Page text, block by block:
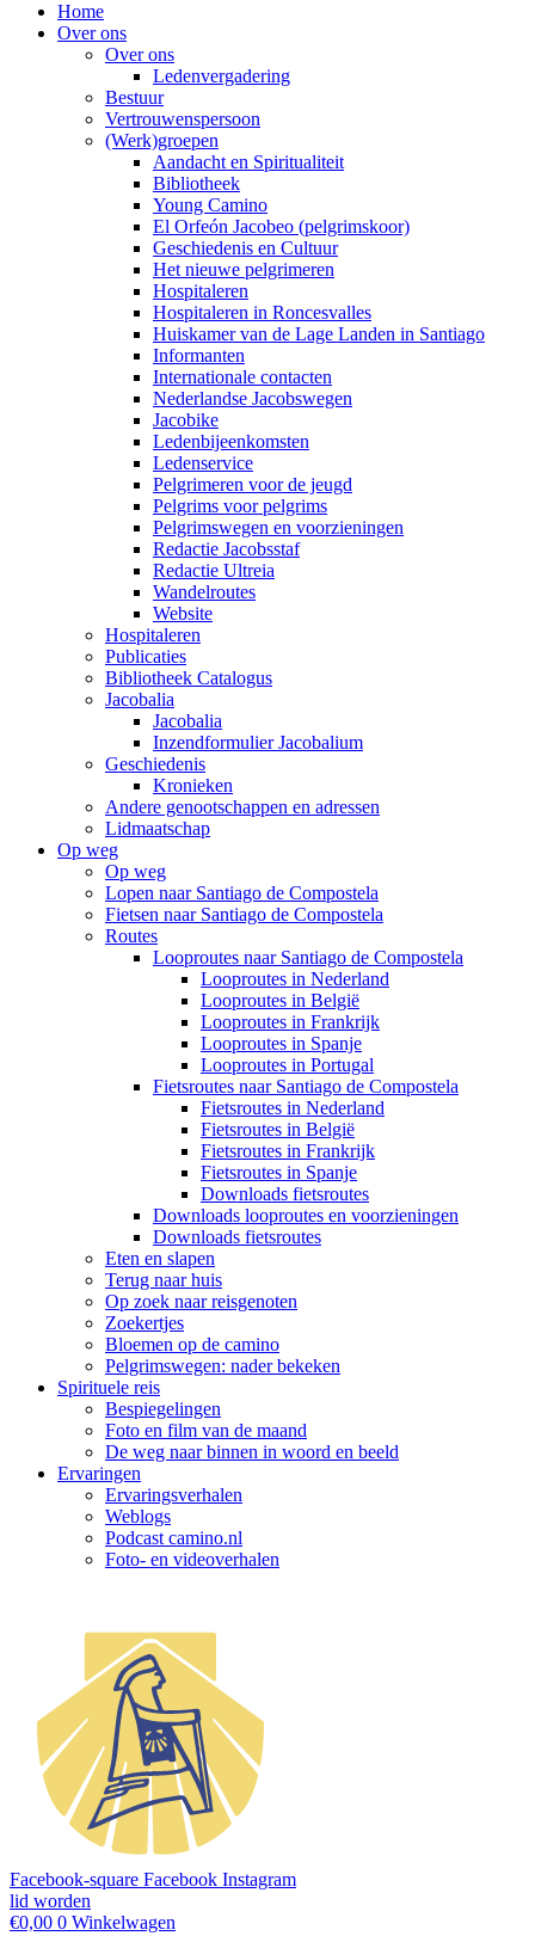
Home
Over ons
Over ons
Ledenvergadering
Bestuur
Vertrouwenspersoon
(Werk)groepen
Aandacht en Spiritualiteit
Bibliotheek
Young Camino
El Orfeón Jacobeo (pelgrimskoor)
Geschiedenis en Cultuur
Het nieuwe pelgrimeren
Hospitaleren
Hospitaleren in Roncesvalles
Huiskamer van de Lage Landen in Santiago
Informanten
Internationale contacten
Nederlandse Jacobswegen
Jacobike
Ledenbijeenkomsten
Ledenservice
Pelgrimeren voor de jeugd
Pelgrims voor pelgrims
Pelgrimswegen en voorzieningen
Redactie Jacobsstaf
Redactie Ultreia
Wandelroutes
Website
Hospitaleren
Publicaties
Bibliotheek Catalogus
Jacobalia
Jacobalia
Inzendformulier Jacobalium
Geschiedenis
Kronieken
Andere genootschappen en adressen
Lidmaatschap
Op weg
Op weg
Lopen naar Santiago de Compostela
Fietsen naar Santiago de Compostela
Routes
Looproutes naar Santiago de Compostela
Looproutes in Nederland
Looproutes in België
Looproutes in Frankrijk
Looproutes in Spanje
Looproutes in Portugal
Fietsroutes naar Santiago de Compostela
Fietsroutes in Nederland
Fietsroutes in België
Fietsroutes in Frankrijk
Fietsroutes in Spanje
Downloads fietsroutes
Downloads looproutes en voorzieningen
Downloads fietsroutes
Eten en slapen
Terug naar huis
Op zoek naar reisgenoten
Zoekertjes
Bloemen op de camino
Pelgrimswegen: nader bekeken
Spirituele reis
Bespiegelingen
Foto en film van de maand
De weg naar binnen in woord en beeld
Ervaringen
Ervaringsverhalen
Weblogs
Podcast camino.nl
Foto- en videoverhalen
Facebook-square Facebook Instagram
lid worden
€0,00 0 Winkelwagen